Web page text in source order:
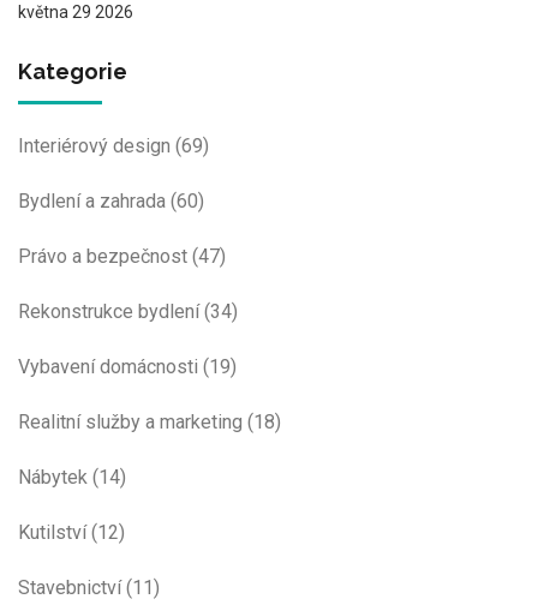
května 29 2026
Kategorie
Interiérový design (69)
Bydlení a zahrada (60)
Právo a bezpečnost (47)
Rekonstrukce bydlení(34)
Vybavení domácnosti (19)
Realitní služby a marketing (18)
Nábytek (14)
Kutilství(12)
Stavebnictví(11)